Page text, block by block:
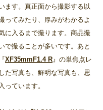
ます。真正面から撮影する以
ってみたり、厚みがわかるよ
に入るまで撮ります。商品撮
で撮ることが多いです。あと
XF35mmF1.4 R』の単焦点レ
た写真も、鮮明な写真も、思
っています。